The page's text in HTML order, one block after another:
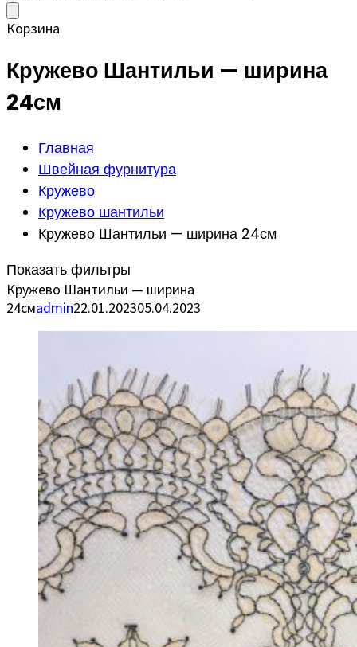
Корзина
Кружево Шантильи — ширина
24см
Главная
Швейная фурнитура
Кружево
Кружево шантильи
Кружево Шантильи — ширина 24см
Показать фильтры
Кружево Шантильи — ширина
24смadmin22.01.202305.04.2023